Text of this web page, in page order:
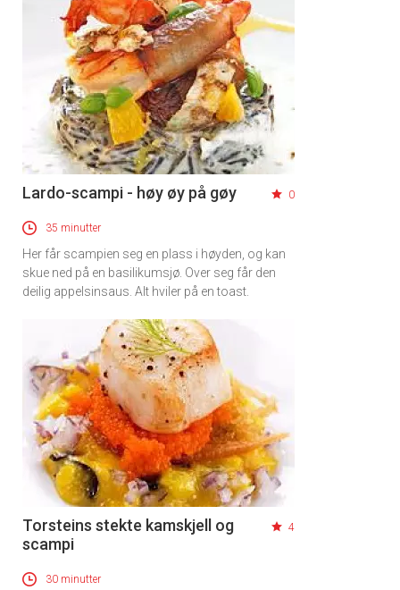
Lardo-scampi - høy øy på gøy 0
35 minutter
Her får scampien seg en plass i høyden, og kan
skue ned på en basilikumsjø. Over seg får den
deilig appelsinsaus. Alt hviler på en toast.
Torsteins stekte kamskjell og
scampi
4
30 minutter